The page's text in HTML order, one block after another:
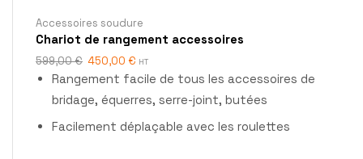
Accessoires soudure
Chariot de rangement accessoires
599,00€ 450,00 € HT
Rangement facile de tous les accessoires de
bridage, équerres, serre-joint, butées
Facilement déplaçable avec les roulettes